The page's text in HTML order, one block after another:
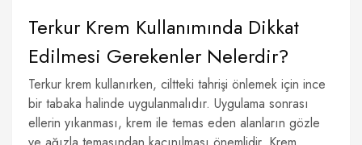
Terkur Krem Kullanımında Dikkat
Edilmesi Gerekenler Nelerdir?
Terkur krem kullanırken, ciltteki tahrişi önlemek için ince
bir tabaka halinde uygulanmalıdır. Uygulama sonrası
ellerin yıkanması, krem ile temas eden alanların gözle